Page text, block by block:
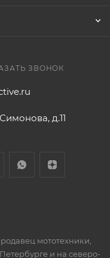
ЗВОНОК
д.11
мототехники,
и на северо-